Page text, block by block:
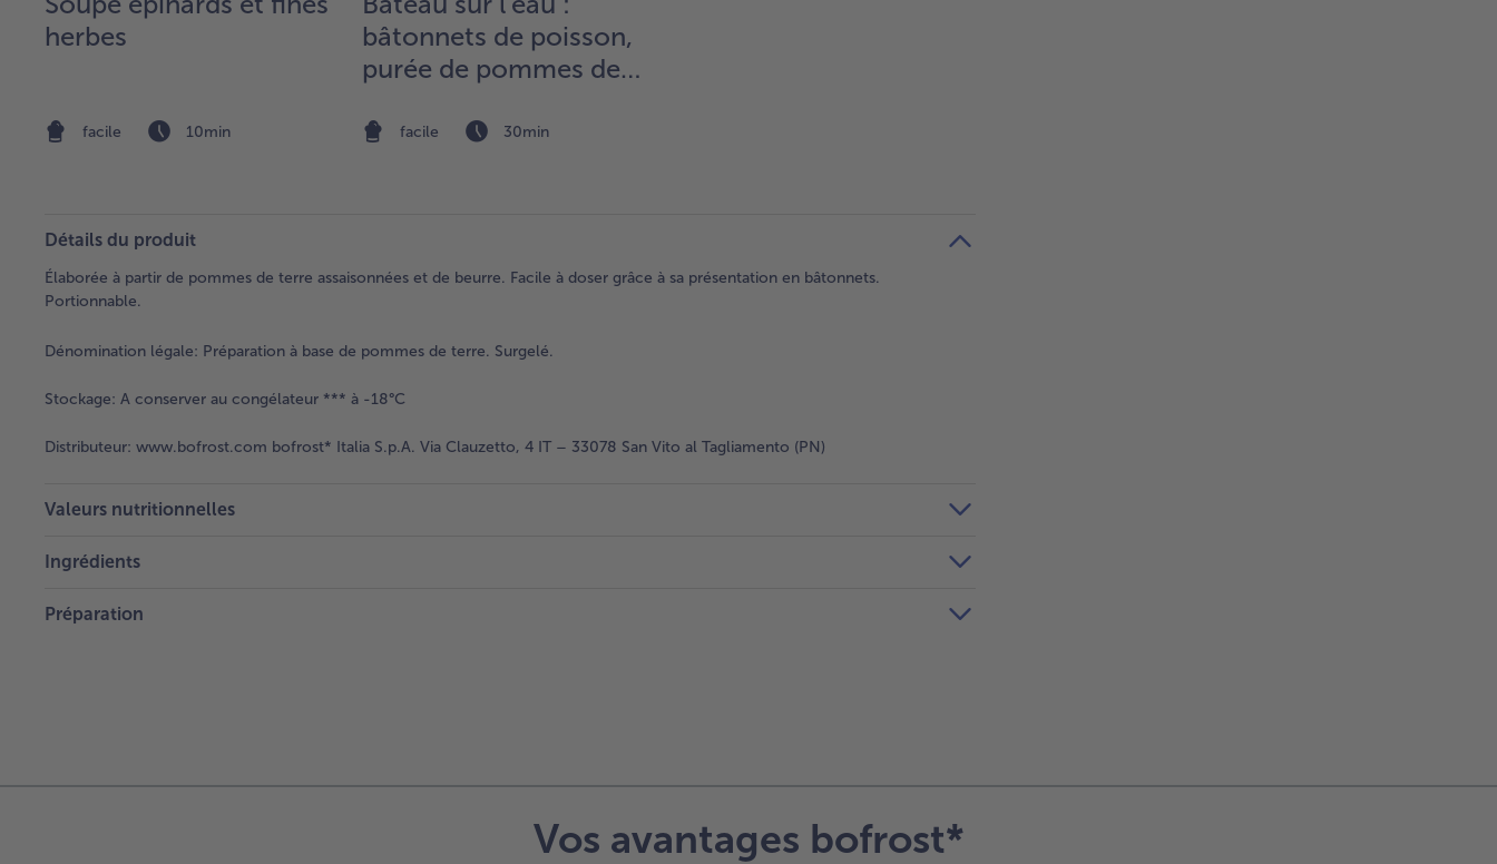
herbes
facile 10min
bâtonnets de poisson,
purée de pommes de
facile 30min
Détails du produit
Élaborée à partir de pommes de terre assaisonnées et de beurre. Facile à doser grâce à sa présentation en bâtonnets.
Portionnable.
Dénomination légale: Préparation à base de pommes de terre. Surgelé.
Stockage: A conserver au congélateur *** à -18°C
Distributeur: www.bofrost.com bofrost* Italia S.p.A. Via Clauzetto, 4 IT – 33078 San Vito al Tagliamento (PN)
Valeurs nutritionnelles
Ingrédients
Préparation
Vos avantages bofrost*